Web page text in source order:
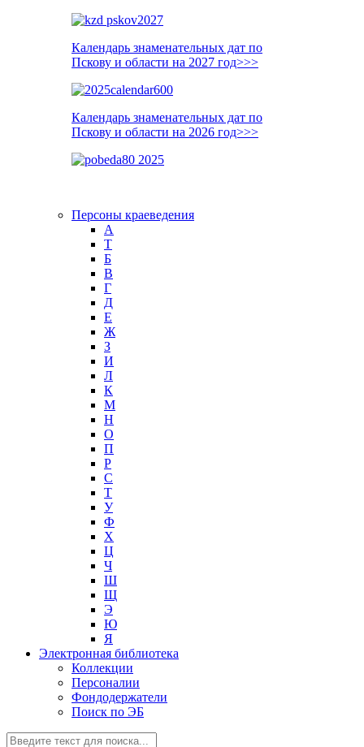
Календарь знаменательных дат по
Пскову и области на 2027 год>>>
Календарь знаменательных дат по
Пскову и области на 2026 год>>>
Персоны краеведения
А
T
Б
В
Г
Д
Е
Ж
З
И
Л
К
М
Н
О
П
Р
С
Т
У
Ф
Х
Ц
Ч
Ш
Щ
Э
Ю
Я
Электронная библиотека
Коллекции
Персоналии
Фондодержатели
Поиск по ЭБ